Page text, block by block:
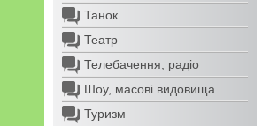
Танок
Театр
Телебачення, радіо
Шоу, масові видовища
Туризм